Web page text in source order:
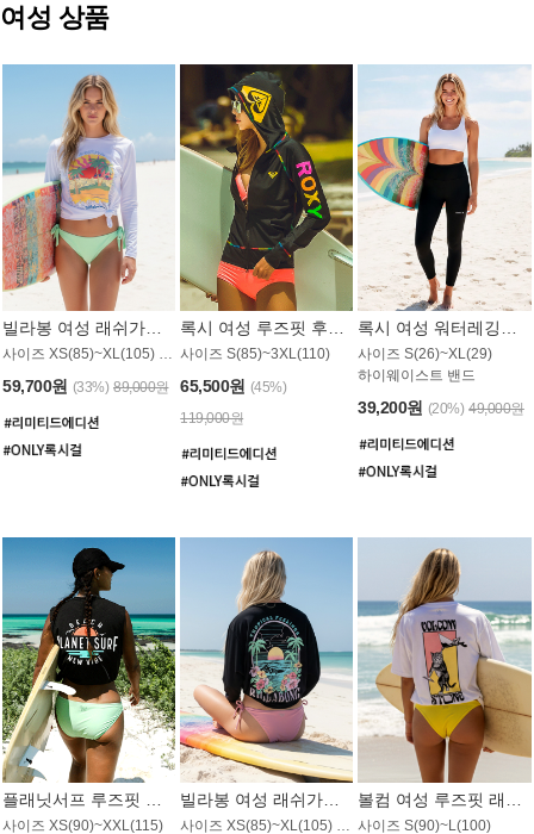
여성 상품
59,700원 (33%) 89,000원
사이즈 S(85)~3XL(110)
65,500원 (45%)
119,000원
사이즈 S(26)~XL(29)
하이웨이스트 밴드
39,200원 (20%) 49,000원
사이즈 XS(90)~XXL(115) 사이즈 XS(85)~XL(105) / 오버핏 사이즈 S(90)~L(100)